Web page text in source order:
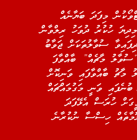
މިފަދަ ބަޔާނެއް
ހުކުރު ދުވަހު ރިލްވާން
ސުވާލުތަކަށް ޖަވާބު
މާޗެއް” ބާއްވާފަ
މާޗު ބާއްވާފައި ވަނިކޮށް
ވަނީ މަގުމައްޗައް
ހުރަސް އެޅޭފަދަ
ހިސްސާ ނުކުރާނެ